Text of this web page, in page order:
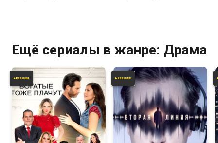
Ещё сериалы в жанре: Драма